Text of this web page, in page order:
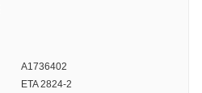
A1736402
ETA 2824-2